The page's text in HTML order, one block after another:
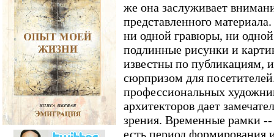
же она заслуживает
представленного
ни одной гравюры, ни
подлинные рисунки и
известны по публикациям,
сюрпризом для
профессиональных
архитекторов дает
зрения. Временные рамки --
есть период формирования